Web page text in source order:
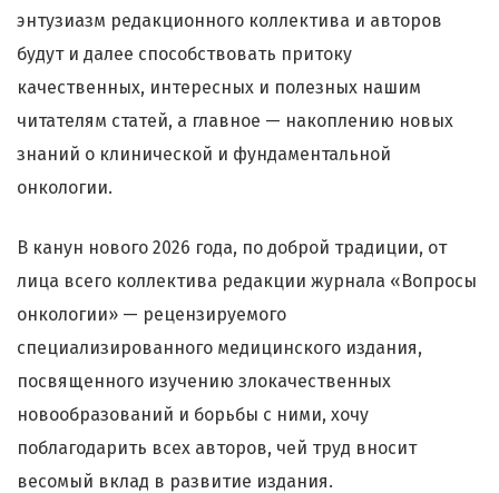
энтузиазм редакционного коллектива и авторов
будут и далее способствовать притоку
качественных, интересных и полезных нашим
читателям статей, а главное — накоплению новых
знаний о клинической и фундаментальной
онкологии.
В канун нового 2026 года, по доброй традиции, от
лица всего коллектива редакции журнала «Вопросы
онкологии» — рецензируемого
специализированного медицинского издания,
посвященного изучению злокачественных
новообразований и борьбы с ними, хочу
поблагодарить всех авторов, чей труд вносит
весомый вклад в развитие издания.